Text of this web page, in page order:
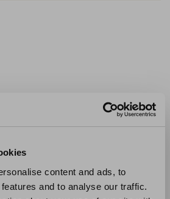
content and ads, to
and to analyse our traffic.